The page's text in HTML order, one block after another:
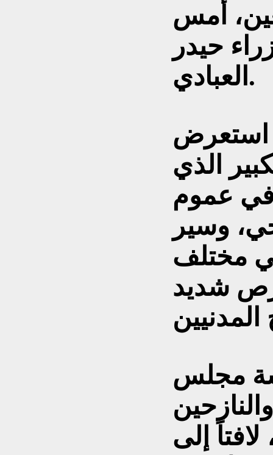
أمس
حيدر
العبادي.
استعرض
الذي
في عموم
وسير
مختلف
شديد
مجلس
إلى